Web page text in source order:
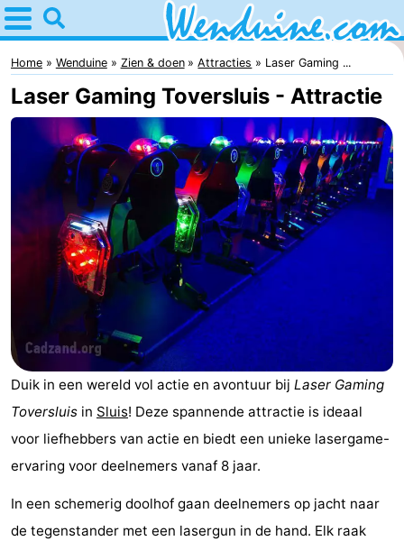
Home
Wenduine
Tips
kinderen
Overnachten
Appartementen
Residentie
Green
Garden
Seaside
Blankenberge
Bed
(&
Campings
Vakantiehuizen
-
Home Wenduine Zien & doen Attracties Laser Gaming ...
Laser Gaming Toversluis - Attractie
Duik in een wereld vol actie en avontuur bij Laser Gaming
Toversluis in Sluis! Deze spannende attractie is ideaal
voor liefhebbers van actie en biedt een unieke lasergame-
ervaring voor deelnemers vanaf 8 jaar.
In een schemerig doolhof gaan deelnemers op jacht naar
de tegenstander met een lasergun in de hand. Elk raak